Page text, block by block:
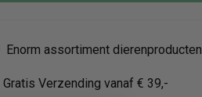
Enorm assortiment dierenproducten
Gratis Verzending vanaf € 39,-